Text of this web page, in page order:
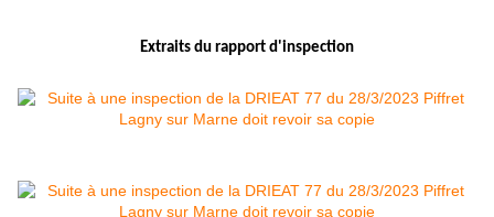
Extraits du rapport d'inspection